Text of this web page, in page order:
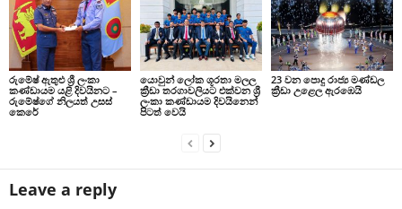
රුමේෂ් ඇතුළු ශ්‍රී ලංකා
කණ්ඩායම යළි දිවයිනට –
රුමේෂ්ගේ නිලයත් උසස්
කෙරේ
යොවුන් ලෝක ශූරතා මලල
ක්‍රීඩා තරගාවලියට එක්වන ශ්‍රී
ලංකා කණ්ඩායම දිවයිනෙන්
පිටත් වෙයි
23 වන පොදු රාජ්‍ය මණ්ඩල
ක්‍රීඩා උළෙල ඇරඹෙයි
Leave a reply